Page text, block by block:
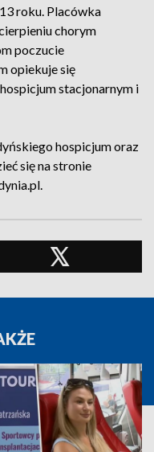
roku. Placówka
chorym
poczucie
opiekuje się
stacjonarnym i
hospicjum oraz
się na stronie